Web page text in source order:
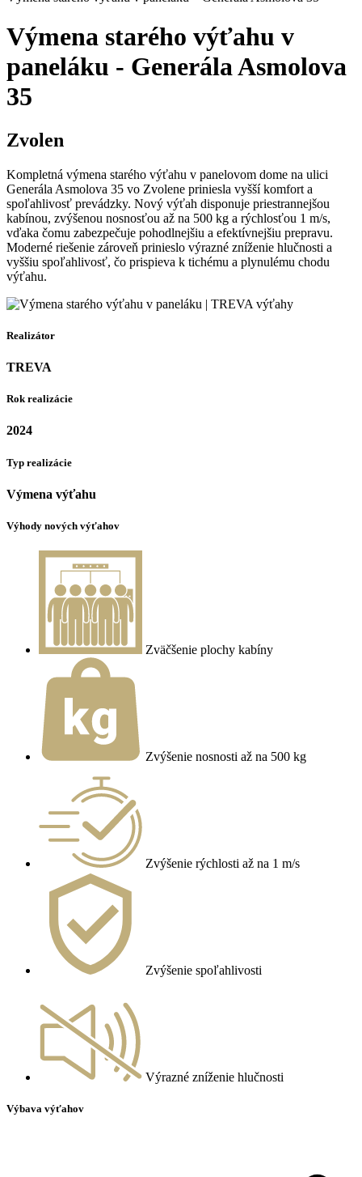
Výmena starého výťahu v
paneláku - Generála Asmolova
35
Zvolen
Kompletná výmena starého výťahu v panelovom dome na ulici
Generála Asmolova 35 vo Zvolene priniesla vyšší komfort a
spoľahlivosť prevádzky. Nový výťah disponuje priestrannejšou
kabínou, zvýšenou nosnosťou až na 500 kg a rýchlosťou 1 m/s,
vďaka čomu zabezpečuje pohodlnejšiu a efektívnejšiu prepravu.
Moderné riešenie zároveň prinieslo výrazné zníženie hlučnosti a
vyššiu spoľahlivosť, čo prispieva k tichému a plynulému chodu
výťahu.
Realizátor
TREVA
Rok realizácie
2024
Typ realizácie
Výmena výťahu
Výhody nových výťahov
Zväčšenie plochy kabíny
Zvýšenie nosnosti až na 500 kg
Zvýšenie rýchlosti až na 1 m/s
Zvýšenie spoľahlivosti
Výrazné zníženie hlučnosti
Výbava výťahov